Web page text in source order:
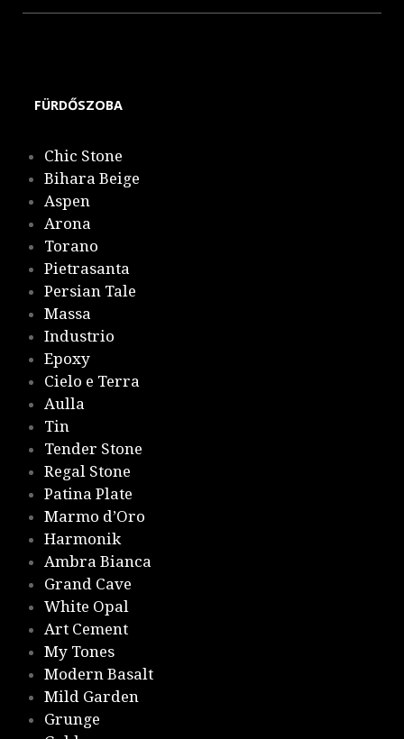
FÜRDŐSZOBA
Chic Stone
Bihara Beige
Aspen
Arona
Torano
Pietrasanta
Persian Tale
Massa
Industrio
Epoxy
Cielo e Terra
Aulla
Tin
Tender Stone
Regal Stone
Patina Plate
Marmo d’Oro
Harmonik
Ambra Bianca
Grand Cave
White Opal
Art Cement
My Tones
Modern Basalt
Mild Garden
Grunge